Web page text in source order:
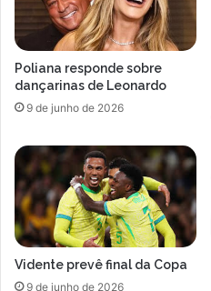
Poliana responde sobre
dançarinas de Leonardo
9 de junho de 2026
Vidente prevê final da Copa
9 de junho de 2026